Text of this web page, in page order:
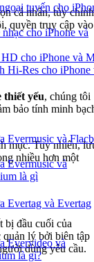
tuyến cho
cho iPhone và
cho iPhone và
Hi-Res cho iPhone
Evermusic và
Evermusic và
là gì
Evertag và Evertag
Evervideo và
là gì?
cá nhân, tùy chỉnh
quyền truy cập vào
thiết yếu, chúng tôi
bảo tính minh
mục. Tuy nhiên,
nhiều hơn một
đầu cuối của
lý bởi biên tập
dùng yêu cầu.